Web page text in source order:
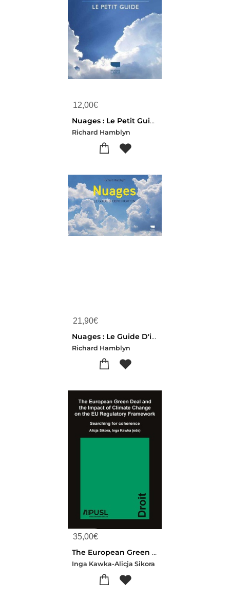
12,00€
Nuages : Le Petit Guide
Richard Hamblyn
21,90€
Nuages : Le Guide D'identification
Richard Hamblyn
35,00€
The European Green Deal And The Impact Of Climate Change On The Eu Regulatory Framework
Inga Kawka-Alicja Sikora